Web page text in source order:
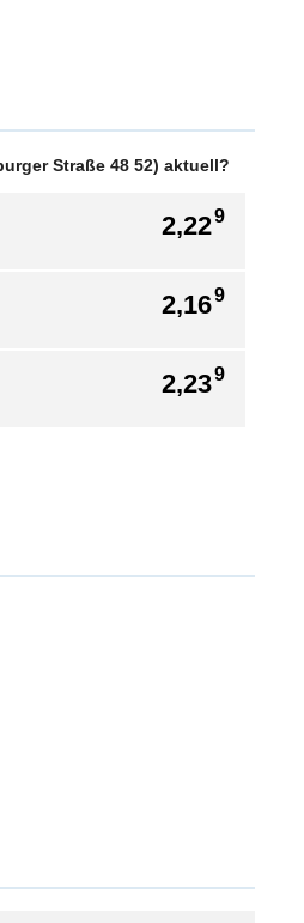
Straße 48 52) aktuell?
2,229
2,169
2,239